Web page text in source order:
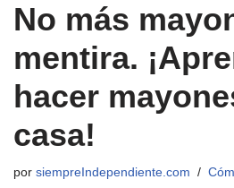
No más
mentira.
hacer
casa!
por siempreIndependiente.com